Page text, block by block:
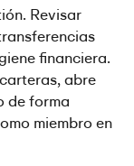
Revisar
financiera.
abre
de forma